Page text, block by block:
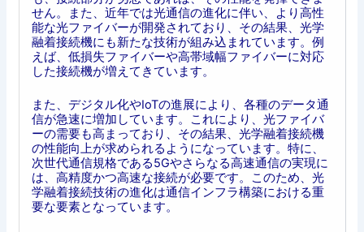
せん。また、近年では光通信の進化に伴い、より高性
能な光ファイバーが開発されており、その結果、光学
融着接続機にも新たな技術が組み込まれています。例
えば、低損失ファイバーや高帯域幅ファイバーに対応
した接続機が増えてきています。
また、デジタル化やIoTの進展により、各種のデータ通
信が急速に増加しています。これにより、光ファイバ
ーの需要も高まっており、その結果、光学融着接続機
の性能向上が求められるようになっています。特に、
次世代通信規格である5Gやさらなる高速通信の実現に
は、高精度かつ高速な接続が必要です。このため、光
学融着接続技術の進化は通信インフラ構築における重
要な要素となっています。